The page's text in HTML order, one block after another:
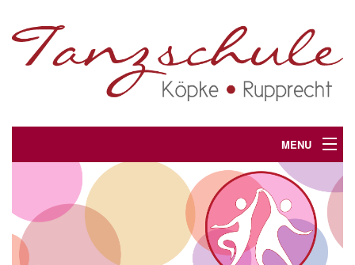
MENU
Unsere Tanzschule
Tanzkurse
Kids dance